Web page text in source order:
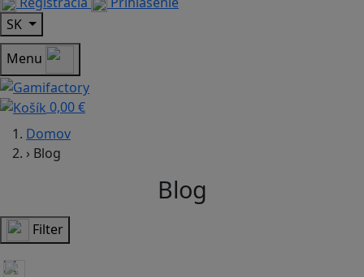
SK
Menu
0,00 €
Domov
› Blog
Blog
Filter